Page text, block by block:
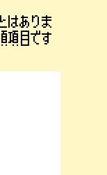
はありま
項目です